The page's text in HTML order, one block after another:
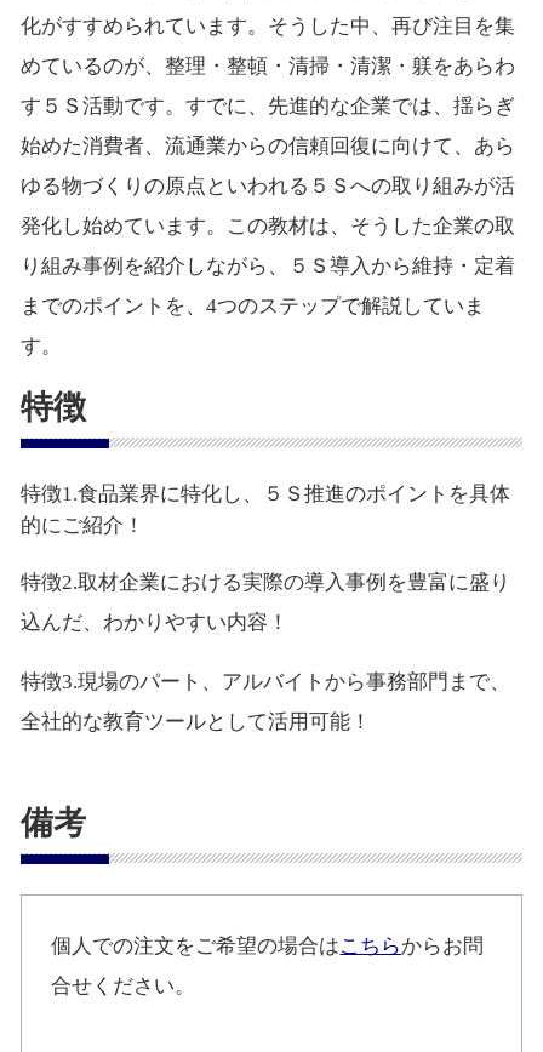
化がすすめられています。そうした中、再び注目を集
めているのが、整理・整頓・清掃・清潔・躾をあらわ
す５Ｓ活動です。すでに、先進的な企業では、揺らぎ
始めた消費者、流通業からの信頼回復に向けて、あら
ゆる物づくりの原点といわれる５Ｓへの取り組みが活
発化し始めています。この教材は、そうした企業の取
り組み事例を紹介しながら、５Ｓ導入から維持・定着
までのポイントを、4つのステップで解説していま
す。
特徴
特徴1.食品業界に特化し、５Ｓ推進のポイントを具体
的にご紹介！
特徴2.取材企業における実際の導入事例を豊富に盛り
込んだ、わかりやすい内容！
特徴3.現場のパート、アルバイトから事務部門まで、
全社的な教育ツールとして活用可能！
備考
個人での注文をご希望の場合はこちらからお問
合せください。